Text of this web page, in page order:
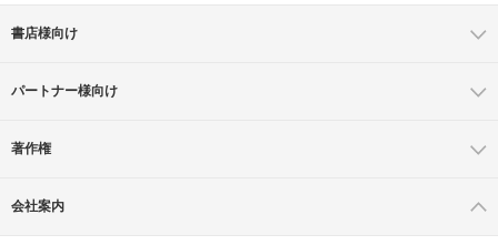
書店様向け
パートナー様向け
著作権
会社案内